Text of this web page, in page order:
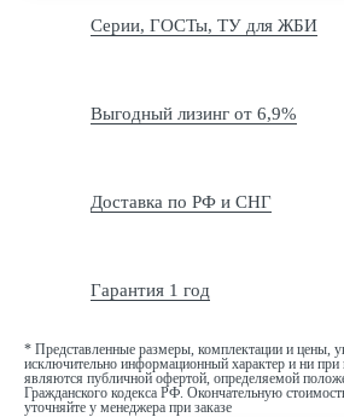
Серии, ГОСТы, ТУ для ЖБИ
Выгодный лизинг от 6,9%
Доставка по РФ и СНГ
Гарантия 1 год
* Представленные размеры, комплектации и цены,
исключительно информационный характер и ни при
являются публичной офертой, определяемой
Гражданского кодекса РФ. Окончательную
уточняйте у менеджера при заказе